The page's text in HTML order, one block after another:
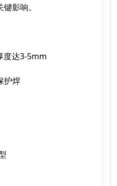
影响。
度达3-5mm
护焊